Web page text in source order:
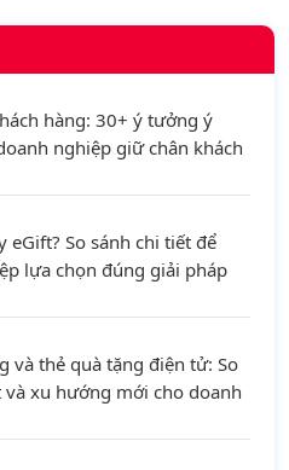
hàng: 30+ ý tưởng ý
nghiệp giữ chân khách
eGift? So sánh chi tiết để
lựa chọn đúng giải pháp
và thẻ quà tặng điện tử: So
và xu hướng mới cho doanh